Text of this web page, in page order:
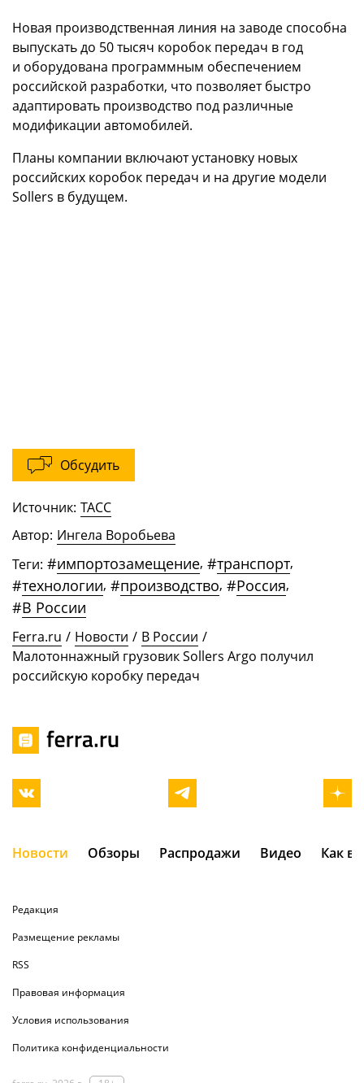
Новая производственная линия на заводе способна
выпускать до 50 тысяч коробок передач в год
и оборудована программным обеспечением
российской разработки, что позволяет быстро
адаптировать производство под различные
модификации автомобилей.
Планы компании включают установку новых
российских коробок передач и на другие модели
Sollers в будущем.
Обсудить
Источник: ТАСС
Автор: Ингела Воробьева
Теги: #импортозамещение, #транспорт,
#технологии, #производство, #Россия,
#В России
Ferra.ru / Новости / В России /
Малотоннажный грузовик Sollers Argo получил
российскую коробку передач
Новости Обзоры Распродажи Видео Как
Редакция
Размещение рекламы
RSS
Правовая информация
Условия использования
Политика конфиденциальности